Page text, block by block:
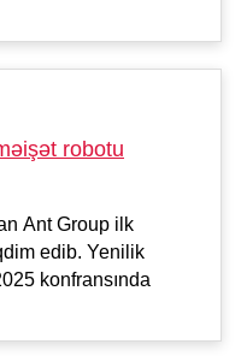
robotu
Ant Group ilk
edib. Yenilik
konfransında